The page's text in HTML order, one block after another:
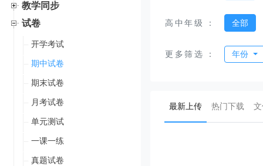
教学同步
试卷
开学考试
期中试卷
期末试卷
月考试卷
单元测试
一课一练
真题试卷
高中年级 ： 全部
更多筛选 ： 年份
最新上传(current)
热门下载